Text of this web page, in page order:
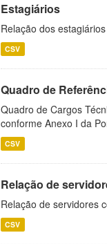
Estagiários
Relação dos
CSV
Quadro de
Quadro de Cargos
conforme Anexo I da
CSV
Relação de
Relação de servidores
CSV